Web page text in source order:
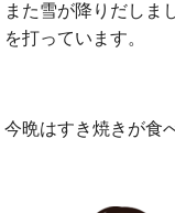
また雪が降りだしま
を打っています。
今晩はすき焼きが食